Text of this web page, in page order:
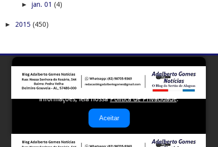
Este site utiliza cookies para melhorar sua experiência e
fornecer serviços personalizados. Ao continuar a navegar,
você concorda com o uso de cookies. Para mais
informações, leia nossaPolítica de Privacidade.
Aceitar
► jan. 01 (4)
► 2015 (450)